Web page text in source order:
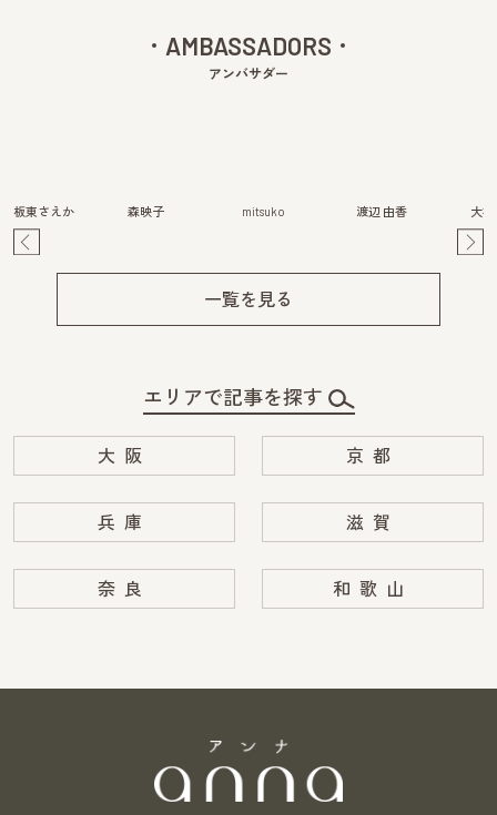
AMBASSADORS
アンバサダー
板東さえか 森映子 mitsuko 渡辺 由香 大
一覧を見る
エリアで記事を探す
大阪 京都
兵庫 滋賀
奈良 和歌山